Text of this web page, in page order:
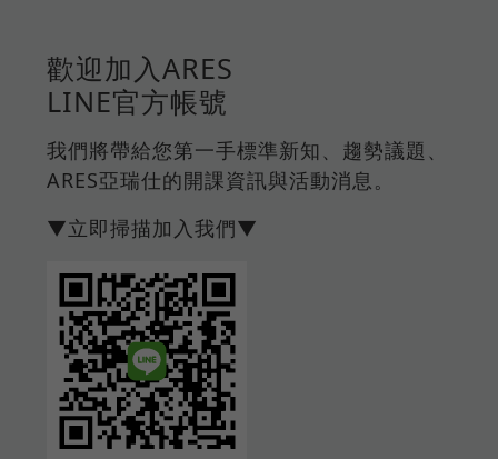
歡迎加入ARES
LINE官方帳號
我們將帶給您第一手標準新知、趨勢議題、
ARES亞瑞仕的開課資訊與活動消息。
▼立即掃描加入我們▼